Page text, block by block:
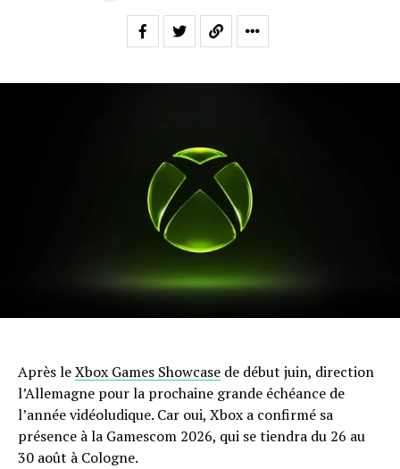
Après leXbox Games Showcase de début juin, direction
l’Allemagne pour la prochaine grande échéance de
l’année vidéoludique. Car oui, Xbox a confirmé sa
présence à la Gamescom 2026, qui se tiendra du 26 au
30 août à Cologne.